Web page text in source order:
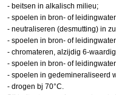
- beitsen in alkalisch milieu;
- spoelen in bron- of
- neutraliseren (desmutting) in
- spoelen in bron- of
- chromateren, alzijdig 6-
- spoelen in bron- of
- spoelen in gedemineraliseerd
- drogen bj 70°C.